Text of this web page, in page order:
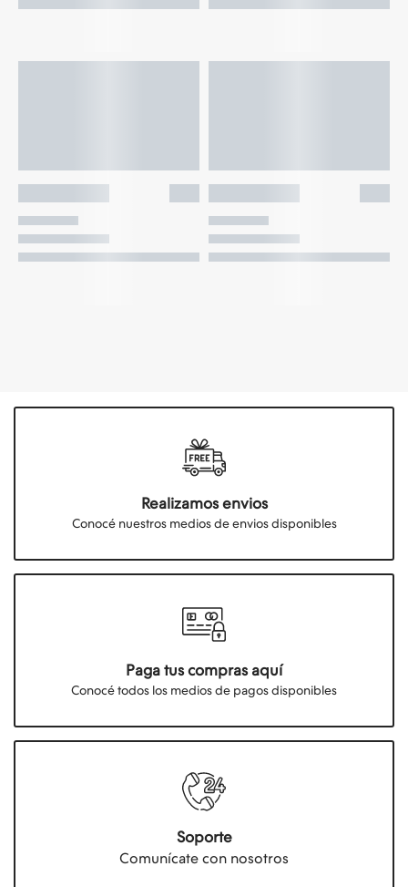
Realizamos envios
Conocé nuestros medios de envios disponibles
Paga tus compras aquí
Conocé todos los medios de pagos disponibles
Soporte
Comunícate con nosotros